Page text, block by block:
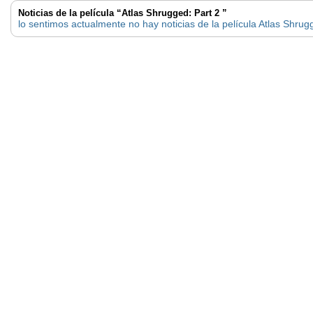
Noticias de la película “Atlas Shrugged: Part 2 ”
lo sentimos actualmente no hay noticias de la película Atlas